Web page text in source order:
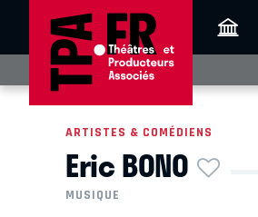
ARTISTES & COMÉDIENS
Eric BONO
MUSIQUE